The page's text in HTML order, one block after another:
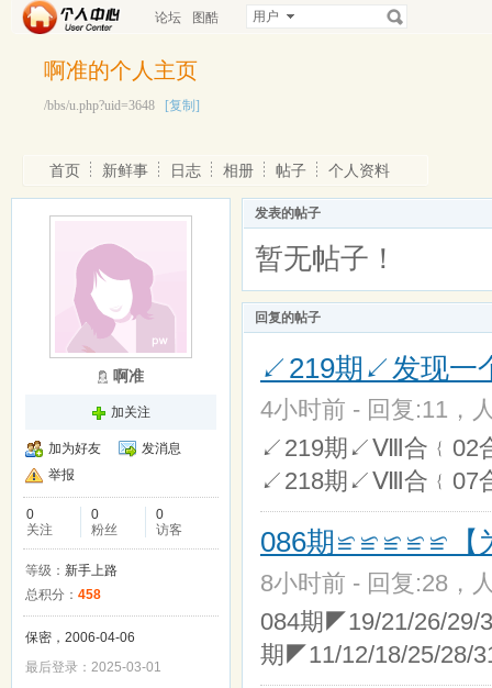
论坛 图酷 用户
啊准的个人主页
/bbs/u.php?uid=3648 [复制]
首页 新鲜事 日志 相册 帖子 个人资料
啊准
加关注
加为好友
发消息
举报
0
关注
0
粉丝
0
访客
等级： 新手上路
总积分： 458
保密，2006-04-06
最后登录：2025-03-01
发表的帖子
暂无帖子！
回复的帖子
↙219期↙发现一
4小时前 - 回复:11，
↙219期↙Ⅷ合﹛02合
↙218期↙Ⅷ合﹛07
086期≌≌≌≌≌【
8小时前 - 回复:28，
084期◤19/21/26/29/
期◤11/12/18/25/28/